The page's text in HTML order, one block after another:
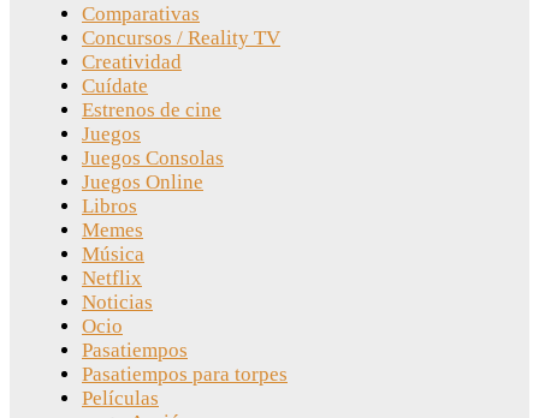
Comparativas
Concursos / Reality TV
Creatividad
Cuídate
Estrenos de cine
Juegos
Juegos Consolas
Juegos Online
Libros
Memes
Música
Netflix
Noticias
Ocio
Pasatiempos
Pasatiempos para torpes
Películas